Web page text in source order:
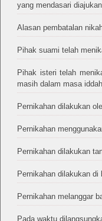
yang mendasari
Alasan pembatalan
Pihak suami telah
Pihak isteri telah
masih dalam masa
Pernikahan dilakukan
Pernikahan
Pernikahan dilakukan
Pernikahan dilakukan di
Pernikahan melanggar
Pada waktu